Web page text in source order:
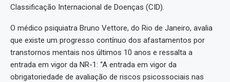
Classificação Internacional de Doenças (CID).
O médico psiquiatra Bruno Vettore, do Rio de Janeiro, avalia
que existe um progresso contínuo dos afastamentos por
transtornos mentais nos últimos 10 anos e ressalta a
entrada em vigor da NR-1: “A entrada em vigor da
obrigatoriedade de avaliação de riscos psicossociais nas